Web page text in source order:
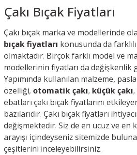
Çakı Bıçak Fiyatları
Çakı bıçak marka ve modellerinde
bıçak fiyatları konusunda da
olmaktadır. Birçok farklı model ve
modellerinin fiyatları da değişkenlik
Yapımında kullanılan malzeme,
özelliği, otomatik çakı, küçük çakı
ebatları çakı bıçak fiyatlarını
bazılarıdır. Çakı bıçak fiyatları
değişmektedir. Siz de en ucuz ve en
arayışı içindeyseniz sitemizde
çeşitlerini inceleyebilirsiniz.